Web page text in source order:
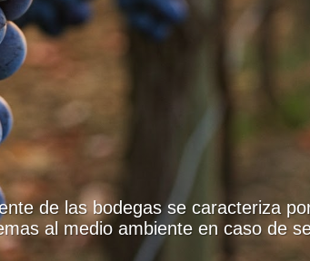
del sector lácteo se
graves impactos ambientales si no